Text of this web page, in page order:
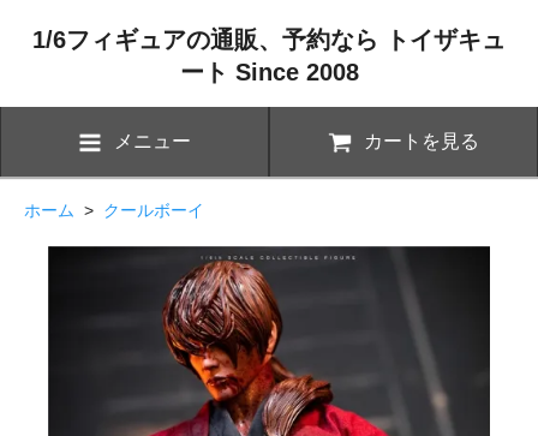
1/6フィギュアの通販、予約なら トイザキュ
ート Since 2008
メニュー カートを見る
ホーム > クールボーイ